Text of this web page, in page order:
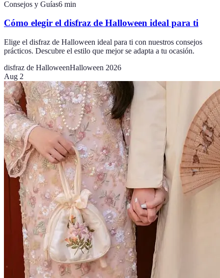
Consejos y Guías6 min
Cómo elegir el disfraz de Halloween ideal para ti
Elige el disfraz de Halloween ideal para ti con nuestros consejos
prácticos. Descubre el estilo que mejor se adapta a tu ocasión.
disfraz de HalloweenHalloween 2026
Aug 2